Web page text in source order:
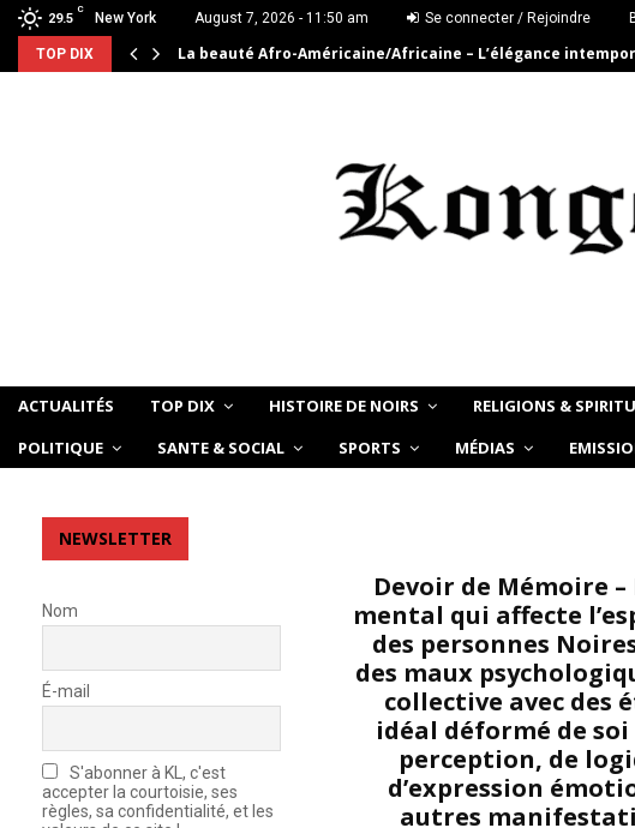
29.5
C
New York August 7, 2026 - 11:50 am Se connecter / Rejoindre
TOP DIX La beauté Afro-Américaine/Africaine – L’élégance
ACTUALITÉS TOP DIX HISTOIRE DE NOIRS RELIGIONS &
POLITIQUE
SANTE & SOCIAL SPORTS MÉDIAS
Devoir de Mémoire
mental qui affecte
des personnes
des maux
collective avec des
idéal déformé de
perception, de
d’expression
autres
NEWSLETTER
Nom
É-mail
S'abonner à KL, c'est
accepter la courtoisie, ses
règles, sa confidentialité, et les